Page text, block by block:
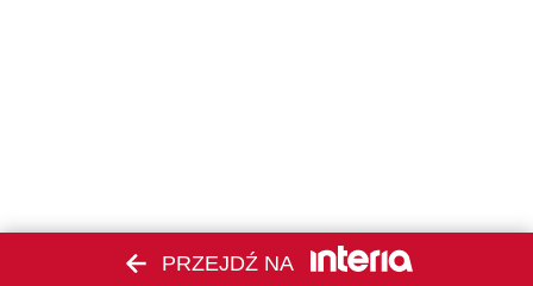
PRZEJDŹ NA